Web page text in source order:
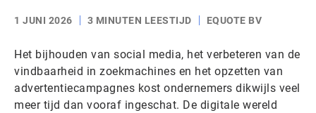
1 JUNI 2026 3 MINUTEN LEESTIJD EQUOTE BV
Het bijhouden van social media, het verbeteren van de
vindbaarheid in zoekmachines en het opzetten van
advertentiecampagnes kost ondernemers dikwijls veel
meer tijd dan vooraf ingeschat. De digitale wereld